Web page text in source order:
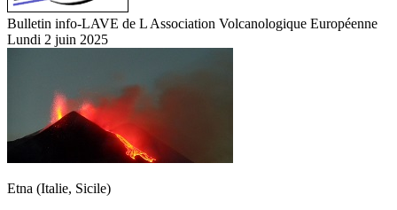
Bulletin info-LAVE de L Association Volcanologique Européenne
Lundi 2 juin 2025
Etna (Italie, Sicile)